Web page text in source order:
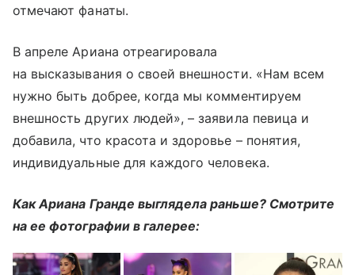
отмечают фанаты.
В апреле Ариана отреагировала
на высказывания о своей внешности. «Нам всем
нужно быть добрее, когда мы комментируем
внешность других людей», – заявила певица и
добавила, что красота и здоровье – понятия,
индивидуальные для каждого человека.
Как Ариана Гранде выглядела раньше? Смотрите
на ее фотографии в галерее: